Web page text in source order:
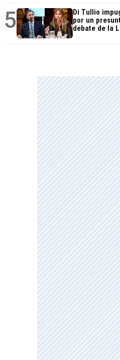
5
Di Tullio
por un
debate de la